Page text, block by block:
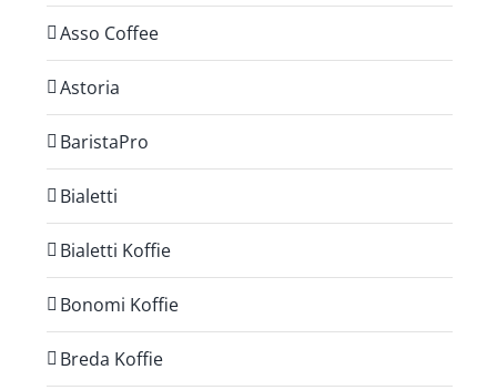
Asso Coffee
Astoria
BaristaPro
Bialetti
Bialetti Koffie
Bonomi Koffie
Breda Koffie